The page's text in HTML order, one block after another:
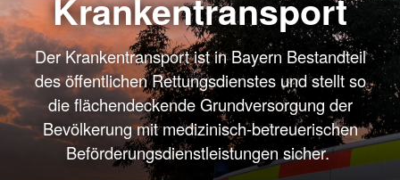
Krankentransport
Der Krankentransport ist in Bayern Bestandteil
des öffentlichen Rettungsdienstes und stellt so
die flächendeckende Grundversorgung der
Bevölkerung mit medizinisch-betreuerischen
Beförderungsdienstleistungen sicher.